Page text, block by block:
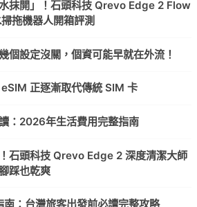
抹開」！石頭科技 Qrevo Edge 2 Flow
拖機器人開箱評測
個設定沒關，個資可能早就在外流！
正逐漸取代傳統 SIM 卡
：2026年生活費用完整指南
石頭科技 Qrevo Edge 2 深度清潔大師
踩也乾爽
：台灣旅客出發前必讀完整攻略